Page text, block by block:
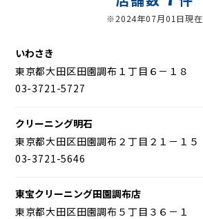
※2024年07月01日現在
いわさき
東京都大田区田園調布１丁目６－１８
03-3721-5727
クリーニング明石
東京都大田区田園調布２丁目２１－１５
03-3721-5646
東宝クリーニング田園調布店
東京都大田区田園調布５丁目３６－１